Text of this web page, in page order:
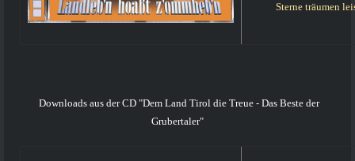
Sterne träumen
Downloads aus der CD "Dem Land Tirol die Treue - Das Beste der
Grubertaler"